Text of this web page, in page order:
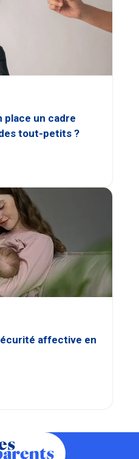
place un cadre
tout-petits ?
affective en